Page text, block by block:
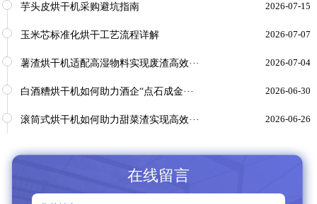
芋头皮烘干机采购避坑指南 2026-07-15
玉米芯标准化烘干工艺流程详解 2026-07-07
薯渣烘干机适配高湿物料实现废渣高效··· 2026-07-04
白酒糟烘干机如何助力酒企“点石成金··· 2026-06-30
滚筒式烘干机如何助力甜菜渣实现高效··· 2026-06-26
在线留言